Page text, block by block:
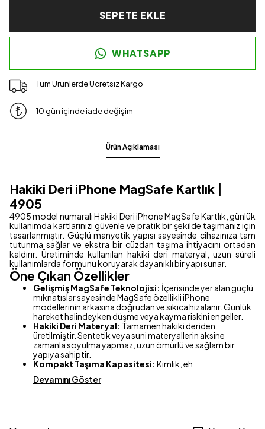
SEPETE EKLE
WHATSAPP
Tüm Ürünlerde Ücretsiz Kargo
10 gün içinde iade değişim
Ürün Açıklaması
Hakiki Deri iPhone MagSafe Kartlık |
4905
4905 model numaralı Hakiki Deri iPhone MagSafe Kartlık, günlük
kullanımda kartlarınızı güvenle ve pratik bir şekilde taşımanız için
tasarlanmıştır. Güçlü manyetik yapısı sayesinde cihazınıza tam
tutunma sağlar ve ekstra bir cüzdan taşıma ihtiyacını ortadan
kaldırır. Üretiminde kullanılan hakiki deri materyal, uzun süreli
kullanımlarda formunu koruyarak dayanıklı bir yapı sunar.
Öne Çıkan Özellikler
Gelişmiş MagSafe Teknolojisi: İçerisinde yer alan güçlü
mıknatıslar sayesinde MagSafe özellikli iPhone
modellerinin arkasına doğrudan ve sıkıca hizalanır. Günlük
hareket halindeyken düşme veya kayma riskini engeller.
Hakiki Deri Materyal: Tamamen hakiki deriden
üretilmiştir. Sentetik veya suni materyallerin aksine
zamanla soyulma yapmaz, uzun ömürlü ve sağlam bir
yapıya sahiptir.
Kompakt Taşıma Kapasitesi: Kimlik, eh
Devamını Göster